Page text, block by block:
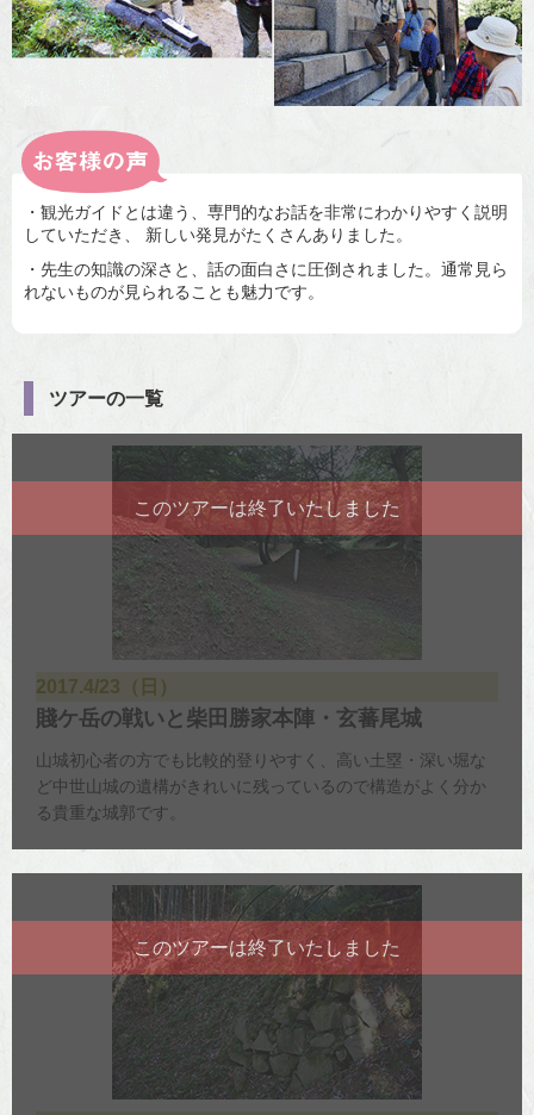
・観光ガイドとは違う、専門的なお話を非常にわかりやすく説明
していただき、 新しい発見がたくさんありました。
・先生の知識の深さと、話の面白さに圧倒されました。通常見ら
れないものが見られることも魅力です。
ツアーの一覧
このツアーは終了いたしました
2017.4/23（日）
賤ケ岳の戦いと柴田勝家本陣・玄蕃尾城
山城初心者の方でも比較的登りやすく、高い土塁・深い堀な
ど中世山城の遺構がきれいに残っているので構造がよく分か
る貴重な城郭です。
このツアーは終了いたしました